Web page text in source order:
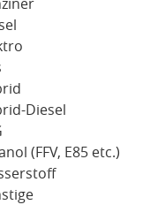
Diesel
(FFV, E85 etc.)